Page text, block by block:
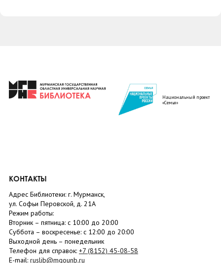
Национальный проект
«Семья»
КОНТАКТЫ
Адрес Библиотеки: г. Мурманск,
ул. Софьи Перовской, д. 21А
Режим работы:
Вторник – пятница: с 10:00 до 20:00
Суббота – воскресенье: c 12:00 до 20:00
Выходной день – понедельник
Телефон для справок: +7 (8152) 45-08-58
E-mail: ruslib@mgounb.ru